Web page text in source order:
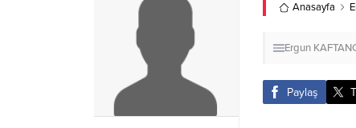
Anasayfa
Ergun
Paylaş